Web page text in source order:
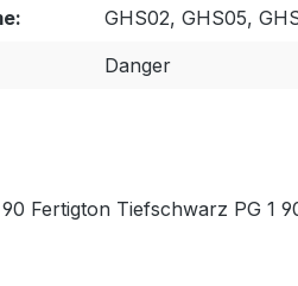
GHS02, GHS05,
Danger
Fertigton Tiefschwarz PG 1